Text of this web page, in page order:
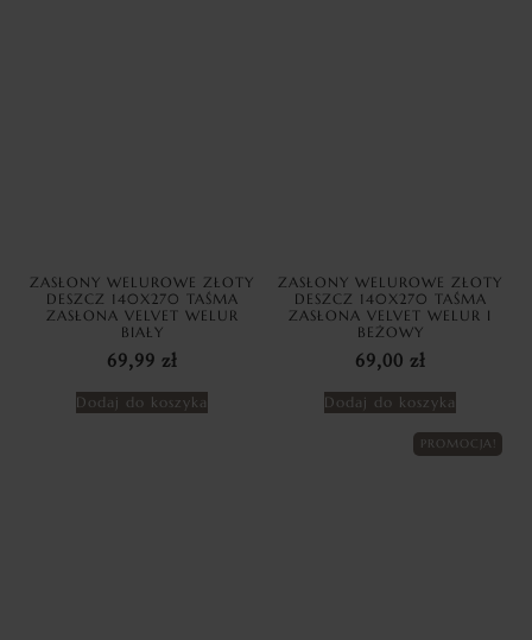
ZASŁONY WELUROWE ZŁOTY
DESZCZ 140X270 TAŚMA
ZASŁONA VELVET WELUR
BIAŁY
69,99 zł
Dodaj do koszyka
ZASŁONY WELUROWE ZŁOTY
DESZCZ 140X270 TAŚMA
ZASŁONA VELVET WELUR I
BEŻOWY
69,00 zł
Dodaj do koszyka
PROMOCJA!